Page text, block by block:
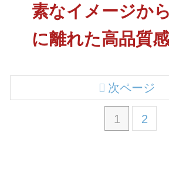
素なイメージか
に離れた高品質感
1 2
次ページ